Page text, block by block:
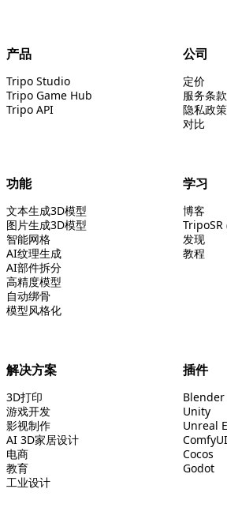
产品
Tripo Studio
Tripo Game Hub
Tripo API
公司
定价
服务条款
隐私政策
对比
功能
文本生成3D模型
图片生成3D模型
智能网格
AI纹理生成
AI部件拆分
高精度模型
自动绑骨
模型风格化
学习
博客
TripoSR
发现
教程
解决方案
3D打印
游戏开发
影视制作
AI 3D家居设计
电商
教育
工业设计
插件
Blender
Unity
Unreal
ComfyUI
Cocos
Godot